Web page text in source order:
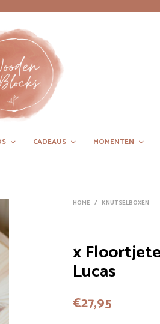
CADEAUS MOMENTEN
HOME / KNUTSELBOXEN
x
Lucas
€27,95